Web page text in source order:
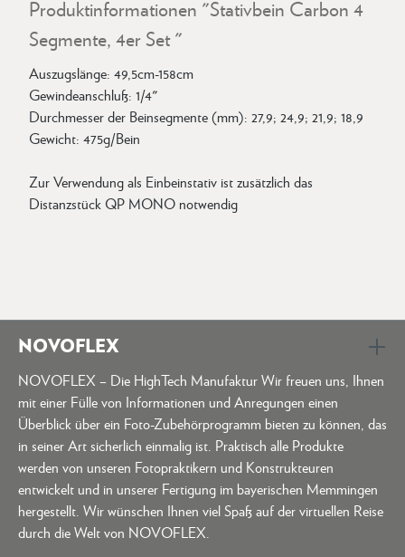
Produktinformationen "Stativbein Carbon 4
Segmente, 4er Set "
Auszugslänge: 49,5cm-158cm
Gewindeanschluß: 1/4"
Durchmesser der Beinsegmente (mm): 27,9; 24,9; 21,9; 18,9
Gewicht: 475g/Bein
Zur Verwendung als Einbeinstativ ist zusätzlich das
Distanzstück QP MONO notwendig
NOVOFLEX
NOVOFLEX – Die HighTech Manufaktur Wir freuen uns, Ihnen
mit einer Fülle von Informationen und Anregungen einen
Überblick über ein Foto-Zubehörprogramm bieten zu können, das
in seiner Art sicherlich einmalig ist. Praktisch alle Produkte
werden von unseren Fotopraktikern und Konstrukteuren
entwickelt und in unserer Fertigung im bayerischen Memmingen
hergestellt. Wir wünschen Ihnen viel Spaß auf der virtuellen Reise
durch die Welt von NOVOFLEX.